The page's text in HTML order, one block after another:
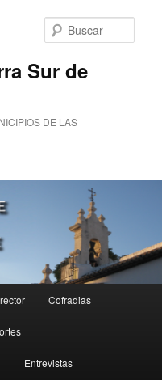
Sur de
DE LAS
Cofradias
Entrevistas